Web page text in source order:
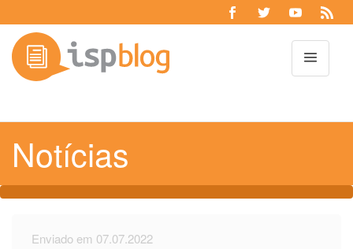
Notícias
Enviado em 07.07.2022